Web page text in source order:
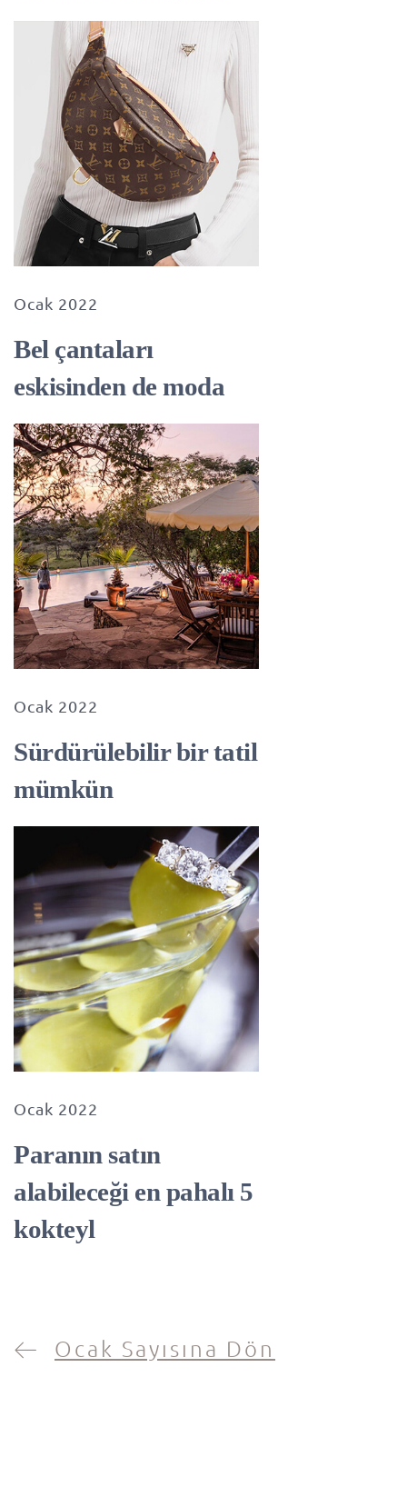
Ocak 2022
Bel çantaları
eskisinden de moda
Ocak 2022
Sürdürülebilir bir tatil
mümkün
Ocak 2022
Paranın satın
alabileceği en pahalı 5
kokteyl
Ocak Sayısına Dön